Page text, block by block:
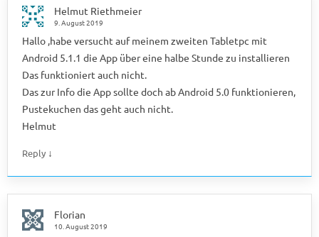
Helmut Riethmeier
9. August 2019
Hallo ,habe versucht auf meinem zweiten Tabletpc mit
Android 5.1.1 die App über eine halbe Stunde zu installieren
Das funktioniert auch nicht.
Das zur Info die App sollte doch ab Android 5.0 funktionieren,
Pustekuchen das geht auch nicht.
Helmut
Reply ↓
Florian
10. August 2019